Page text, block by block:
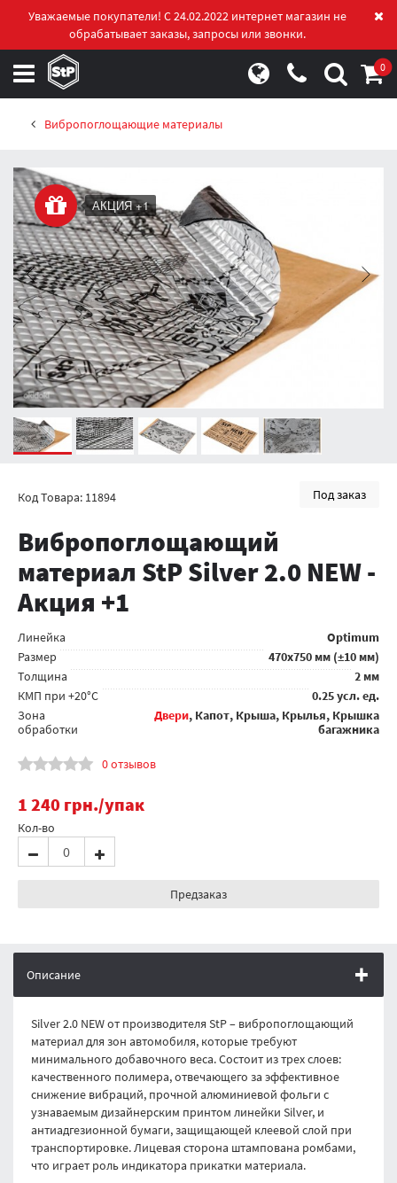
Уважаемые покупатели! С 24.02.2022 интернет магазин не
обрабатывает заказы, запросы или звонки.
0
Вибропоглощающие материалы
АКЦИЯ +1
Под заказ
Код Товара: 11894
Вибропоглощающий
материал StP Silver 2.0 NEW -
Акция +1
Линейка
Optimum
Размер
470x750 мм (±10 мм)
Толщина
2 мм
КМП при +20°C
0.25 усл. ед.
Зона
обработки
Двери, Капот, Крыша, Крылья, Крышка
багажника
0 отзывов
1 240 грн./упак
Кол-во
Предзаказ
Описание
Silver 2.0 NEW от производителя StP – вибропоглощающий
материал для зон автомобиля, которые требуют
минимального добавочного веса. Состоит из трех слоев:
качественного полимера, отвечающего за эффективное
снижение вибраций, прочной алюминиевой фольги с
узнаваемым дизайнерским принтом линейки Silver, и
антиадгезионной бумаги, защищающей клеевой слой при
транспортировке. Лицевая сторона штампована ромбами,
что играет роль индикатора прикатки материала.